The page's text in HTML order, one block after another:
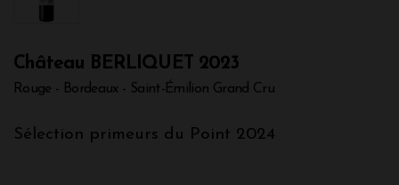
Château BERLIQUET 2023
Rouge - Bordeaux - Saint-Émilion Grand Cru
Sélection primeurs du Point 2024